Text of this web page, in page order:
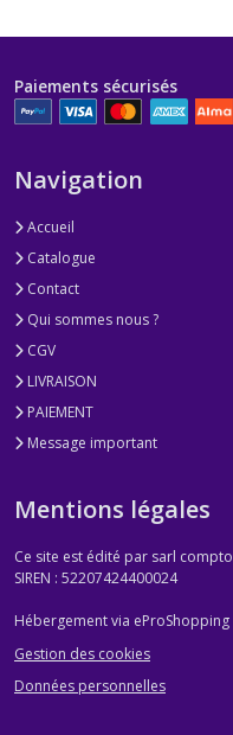
Paiements sécurisés
Navigation
Accueil
Catalogue
Contact
Qui sommes nous ?
CGV
LIVRAISON
PAIEMENT
Message important
Mentions légales
Ce site est édité par sarl
SIREN : 52207424400024
Hébergement via eProShopping
Gestion des cookies
Données personnelles